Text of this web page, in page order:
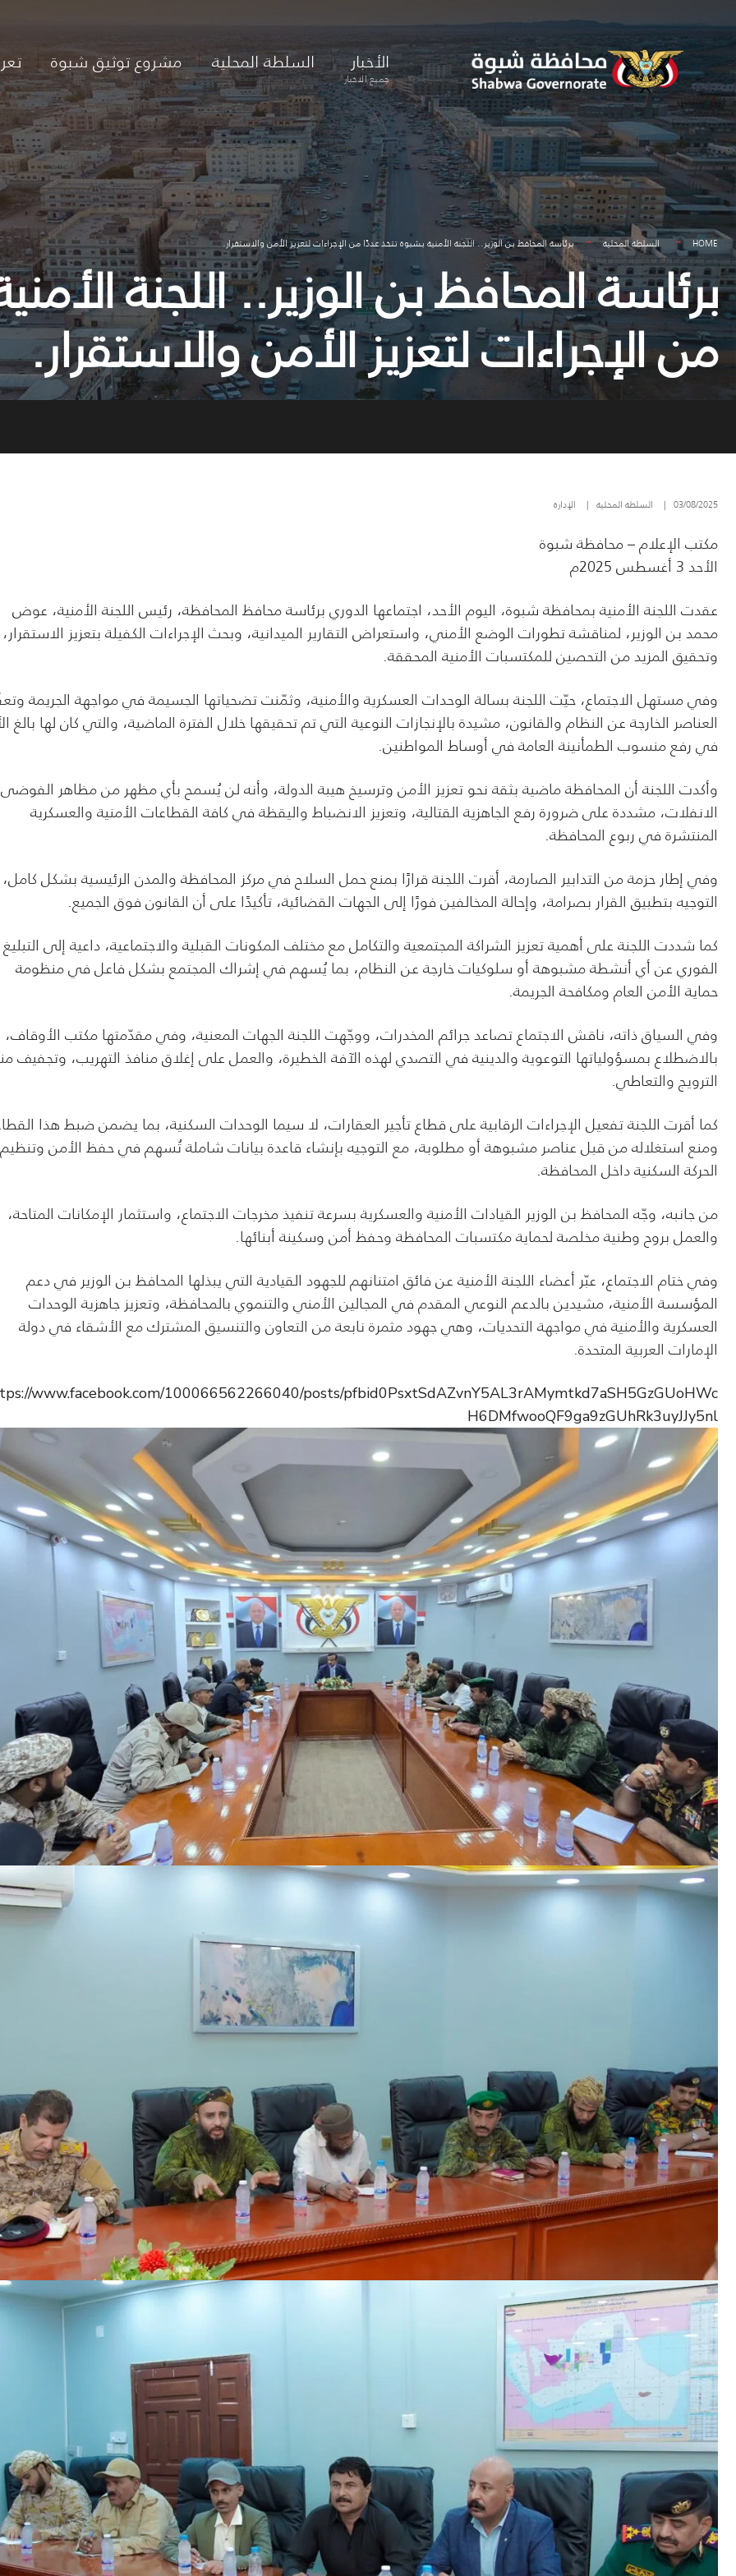
content
الأخبار
جميع الاخبار
السلطة المحلية مشروع توثيق شبوة
HOME السلطة المحلية برئاسة المحافظ بن الوزير.. اللجنة الأمنية بشبوة تتخذ عددًا من الإجراءات لتعزيز الأمن والاستقرار.
برئاسة المحافظ بن الوزير.. اللجنة
من الإجراءات لتعزيز الأمن والاستقرار.
03/08/2025
| السلطة المحلية | الإدارة
مكتب الإعلام – محافظة شبوة
الأحد 3 أغسطس 2025م
عقدت اللجنة الأمنية بمحافظة شبوة، اليوم الأحد، اجتماعها الدوري برئاسة محافظ المحافظة، رئيس اللجنة الأمنية، عوض
محمد بن الوزير، لمناقشة تطورات الوضع الأمني، واستعراض التقارير الميدانية، وبحث الإجراءات الكفيلة بتعزيز الاستقرار،
وتحقيق المزيد من التحصين للمكتسبات الأمنية المحققة.
وفي مستهل الاجتماع، حيّت اللجنة بسالة الوحدات العسكرية والأمنية، وثمّنت تضحياتها الجسيمة في مواجهة الجريمة
العناصر الخارجة عن النظام والقانون، مشيدة بالإنجازات النوعية التي تم تحقيقها خلال الفترة الماضية، والتي كان لها بالغ
في رفع منسوب الطمأنينة العامة في أوساط المواطنين.
وأكدت اللجنة أن المحافظة ماضية بثقة نحو تعزيز الأمن وترسيخ هيبة الدولة، وأنه لن يُسمح بأي مظهر من مظاهر
الانفلات، مشددة على ضرورة رفع الجاهزية القتالية، وتعزيز الانضباط واليقظة في كافة القطاعات الأمنية والعسكرية
المنتشرة في ربوع المحافظة.
وفي إطار حزمة من التدابير الصارمة، أقرت اللجنة قرارًا بمنع حمل السلاح في مركز المحافظة والمدن الرئيسية بشكل
التوجيه بتطبيق القرار بصرامة، وإحالة المخالفين فورًا إلى الجهات القضائية، تأكيدًا على أن القانون فوق الجميع.
كما شددت اللجنة على أهمية تعزيز الشراكة المجتمعية والتكامل مع مختلف المكونات القبلية والاجتماعية، داعية إلى التبليغ
الفوري عن أي أنشطة مشبوهة أو سلوكيات خارجة عن النظام، بما يُسهم في إشراك المجتمع بشكل فاعل في منظومة
حماية الأمن العام ومكافحة الجريمة.
وفي السياق ذاته، ناقش الاجتماع تصاعد جرائم المخدرات، ووجّهت اللجنة الجهات المعنية، وفي مقدّمتها مكتب الأوقاف،
بالاضطلاع بمسؤولياتها التوعوية والدينية في التصدي لهذه الآفة الخطيرة، والعمل على إغلاق منافذ التهريب، وتجفيف
الترويج والتعاطي.
كما أقرت اللجنة تفعيل الإجراءات الرقابية على قطاع تأجير العقارات، لا سيما الوحدات السكنية، بما يضمن ضبط هذا
ومنع استغلاله من قبل عناصر مشبوهة أو مطلوبة، مع التوجيه بإنشاء قاعدة بيانات شاملة تُسهم في حفظ الأمن وتنظيم
الحركة السكنية داخل المحافظة.
من جانبه، وجّه المحافظ بن الوزير القيادات الأمنية والعسكرية بسرعة تنفيذ مخرجات الاجتماع، واستثمار الإمكانات المتاحة،
والعمل بروح وطنية مخلصة لحماية مكتسبات المحافظة وحفظ أمن وسكينة أبنائها.
وفي ختام الاجتماع، عبّر أعضاء اللجنة الأمنية عن فائق امتنانهم للجهود القيادية التي يبذلها المحافظ بن الوزير في دعم
المؤسسة الأمنية، مشيدين بالدعم النوعي المقدم في المجالين الأمني والتنموي بالمحافظة، وتعزيز جاهزية الوحدات
العسكرية والأمنية في مواجهة التحديات، وهي جهود مثمرة نابعة من التعاون والتنسيق المشترك مع الأشقاء في دولة
الإمارات العربية المتحدة.
www.facebook.com/100066562266040/posts/pfbid0PsxtSdAZvnY5AL3rAMymtkd7aSH5GzGUoHWc
H6DMfwooQF9ga9zGUhRk3uyJJy5nl